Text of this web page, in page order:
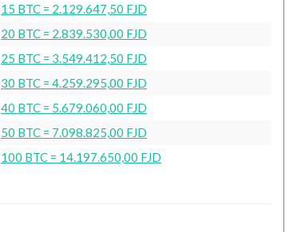
15 BTC = 2.129.647,50 FJD
20 BTC = 2.839.530,00 FJD
25 BTC = 3.549.412,50 FJD
30 BTC = 4.259.295,00 FJD
40 BTC = 5.679.060,00 FJD
50 BTC = 7.098.825,00 FJD
100 BTC = 14.197.650,00 FJD